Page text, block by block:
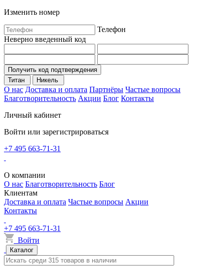
Изменить номер
Телефон
Неверно введенный код
Получить код подтверждения
Титан
Никель
О нас Доставка и оплата Партнёры Частые вопросы
Благотворительность Акции Блог Контакты
Личный кабинет
Войти или зарегистрироваться
+7 495 663-71-31
О компании
О нас Благотворительность Блог
Клиентам
Доставка и оплата Частые вопросы Акции
Контакты
+7 495 663-71-31
Войти
Каталог